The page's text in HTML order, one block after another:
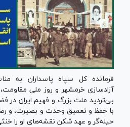
فرمانده کل سپاه پاسداران به
آزادسازی خرمشهر و روز ملی مقاومت،
بی‌تردید ملت بزرگ و فهیم ایران در
با حفظ و تعمیق وحدت و بصیرت، و
حیله‌گر و عهد شکن نقشه‌های او را